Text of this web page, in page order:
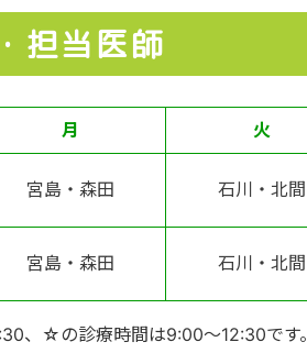
担当医師
月 火
宮島・森田 石川・北間
宮島・森田 石川・北間
、☆の診療時間は9:00～12:30です。